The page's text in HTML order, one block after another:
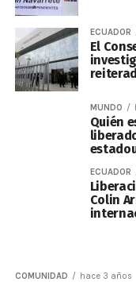
ECUADOR
El
MUNDO
Quién
ECUADOR
Colin
COMUNIDAD hace 3 años